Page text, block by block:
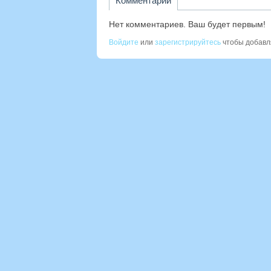
Нет комментариев. Ваш будет первым!
Войдите или зарегистрируйтесь чтобы